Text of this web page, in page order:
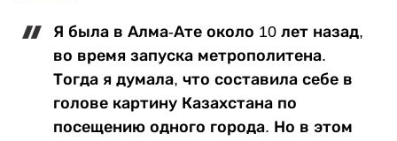
Я была в Алма-Ате около 10 лет назад,
во время запуска метрополитена.
Тогда я думала, что составила себе в
голове картину Казахстана по
посещению одного города. Но в этом